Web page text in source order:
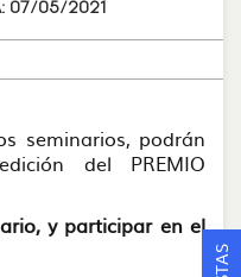
07/05/2021
seminarios, podrán
del PREMIO
y participar en el